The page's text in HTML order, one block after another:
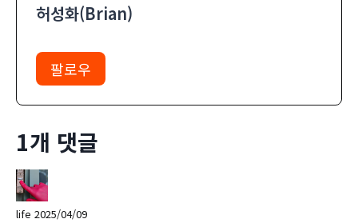
허성화(Brian)
팔로우
1개 댓글
life 2025/04/09